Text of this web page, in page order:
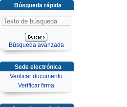
Búsqueda rápida
Búsqueda avanzada
Sede electrónica
Verificar documento
Verificar firma